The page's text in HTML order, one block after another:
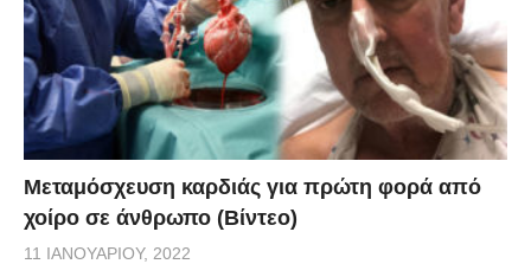
Μεταμόσχευση καρδιάς για πρώτη φορά από
χοίρο σε άνθρωπο (Βίντεο)
11 ΙΑΝΟΥΑΡΊΟΥ, 2022